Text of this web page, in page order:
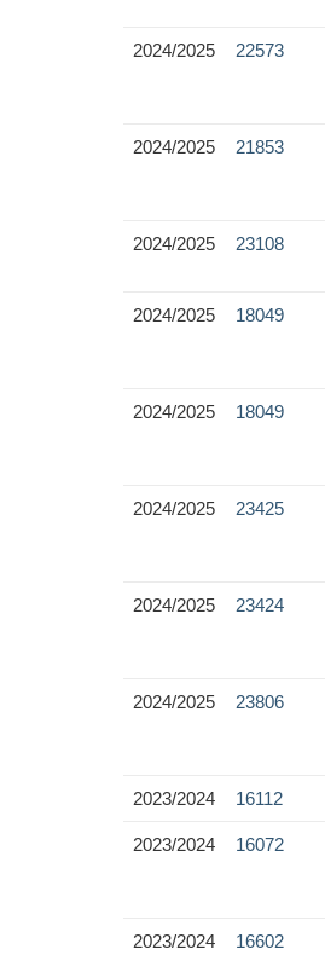
2024/2025 22573
2024/2025 21853
2024/2025 23108
2024/2025 18049
2024/2025 18049
2024/2025 23425
2024/2025 23424
2024/2025 23806
2023/2024 16112
2023/2024 16072
2023/2024 16602